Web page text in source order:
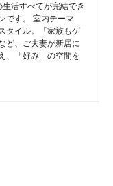
活すべてが完結でき
です。 室内テーマ
タイル。「家族もゲ
ど、ご夫妻が新居に
、「好み」の空間を